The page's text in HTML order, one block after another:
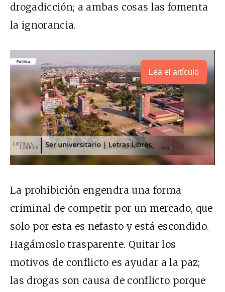
drogadicción; a ambas cosas las fomenta
la ignorancia.
Lea el artículo
La prohibición engendra una forma
criminal de competir por un mercado, que
solo por esta es nefasto y está escondido.
Hagámoslo trasparente. Quitar los
motivos de conflicto es ayudar a la paz;
las drogas son causa de conflicto porque